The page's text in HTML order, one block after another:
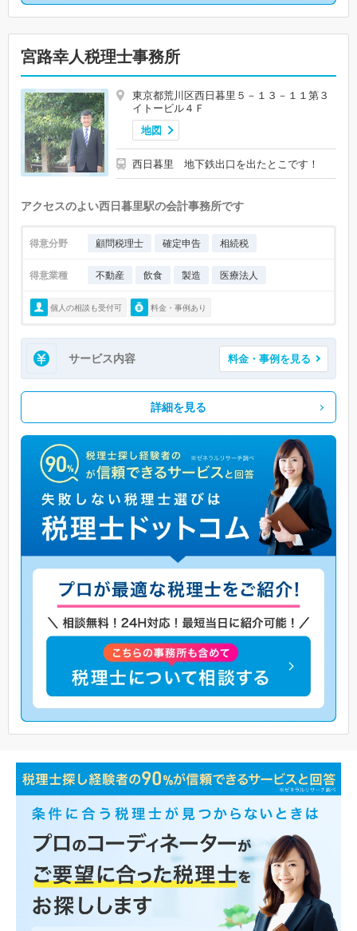
宮路幸人税理士事務所
東京都荒川区西日暮里５－１３－１１第３
イトービル４Ｆ
地図
西日暮里 地下鉄出口を出たとこです！
アクセスのよい西日暮里駅の会計事務所です
得意分野 顧問税理士 確定申告 相続税
得意業種 不動産 飲食 製造 医療法人
個人の相談も受付可 料金・事例あり
サービス内容 料金・事例を見る
詳細を見る